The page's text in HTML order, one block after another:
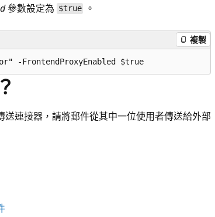
參數設定為 $true 。
複製
連接器，請將郵件從其中一位使用者傳送給外部